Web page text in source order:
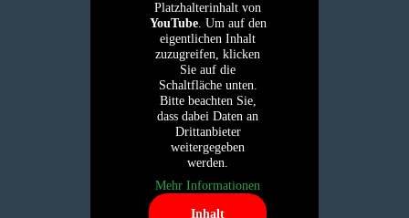
Platzhalterinhalt von
YouTube. Um auf den
eigentlichen Inhalt
zuzugreifen, klicken
Sie auf die
Schaltfläche unten.
Bitte beachten Sie,
dass dabei Daten an
Drittanbieter
weitergegeben
werden.
Mehr Informationen
Inhalt